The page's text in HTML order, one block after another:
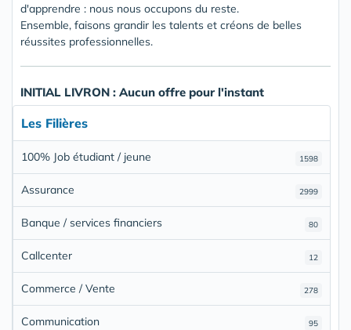
d'apprendre : nous nous occupons du reste.
Ensemble, faisons grandir les talents et créons de belles
réussites professionnelles.
INITIAL LIVRON : Aucun offre pour l'instant
Les Filières
1598
100% Job étudiant / jeune
2999
Assurance
80
Banque / services financiers
12
Callcenter
278
Commerce / Vente
95
Communication